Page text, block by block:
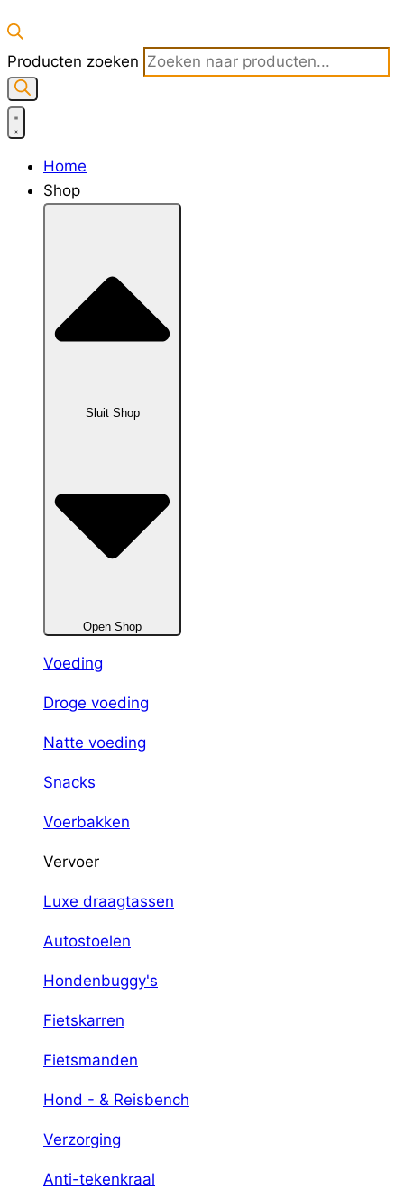
Producten zoeken
Home
Shop
Sluit Shop
Open Shop
Voeding
Droge voeding
Natte voeding
Snacks
Voerbakken
Vervoer
Luxe draagtassen
Autostoelen
Hondenbuggy's
Fietskarren
Fietsmanden
Hond - & Reisbench
Verzorging
Anti-tekenkraal